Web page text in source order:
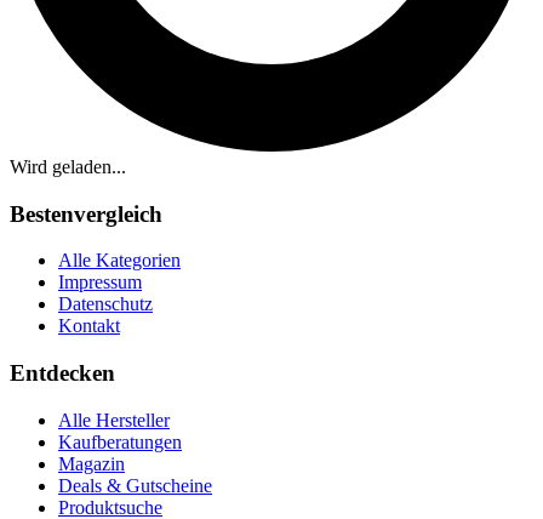
Wird geladen...
Bestenvergleich
Alle Kategorien
Impressum
Datenschutz
Kontakt
Entdecken
Alle Hersteller
Kaufberatungen
Magazin
Deals & Gutscheine
Produktsuche